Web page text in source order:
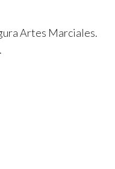
Artes Marciales.